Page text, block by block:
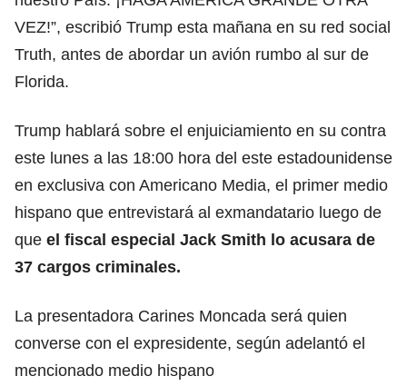
VEZ!”, escribió Trump esta mañana en su red social
Truth, antes de abordar un avión rumbo al sur de
Florida.
Trump hablará sobre el enjuiciamiento en su contra
este lunes a las 18:00 hora del este estadounidense
en exclusiva con Americano Media, el primer medio
hispano que entrevistará al exmandatario luego de
que el fiscal especial Jack Smith lo acusara de
37 cargos criminales.
La presentadora Carines Moncada será quien
converse con el expresidente, según adelantó el
mencionado medio hispano